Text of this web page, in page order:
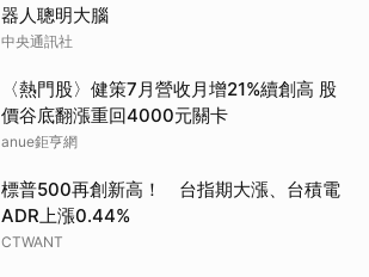
器人聰明大腦
中央通訊社
〈熱門股〉健策7月營收月增21%續創高 股
價谷底翻漲重回4000元關卡
anue鉅亨網
標普500再創新高！ 台指期大漲、台積電
ADR上漲0.44%
CTWANT